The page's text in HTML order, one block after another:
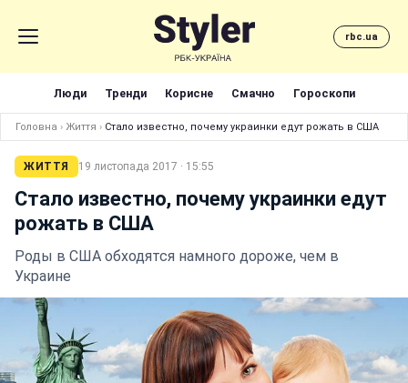
rbc.ua
Люди Тренди Корисне Смачно Гороскопи
Головна › Життя › Стало известно, почему украинки едут рожать в США
ЖИТТЯ 19 листопада 2017 · 15:55
Стало известно, почему украинки едут
рожать в США
Роды в США обходятся намного дороже, чем в
Украине